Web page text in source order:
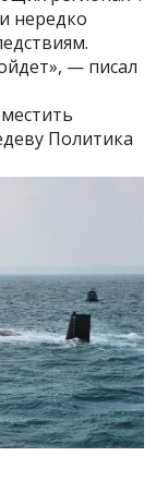
нередко
— писал
Политика